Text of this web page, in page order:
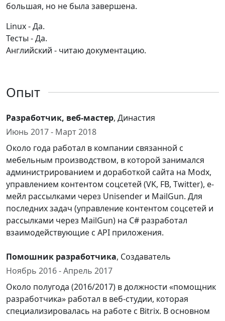
большая, но не была завершена.
Linux - Да.
Тесты - Да.
Английский - читаю документацию.
Опыт
Разработчик, веб-мастер, Династия
Июнь 2017 - Март 2018
Около года работал в компании связанной с
мебельным производством, в которой занимался
администрированием и доработкой сайта на Моdx,
управлением контентом соцсетей (VK, FB, Twitter), е-
мейл рассылками через Unisender и MailGun. Для
последних задач (управление контентом соцсетей и
рассылками через MailGun) на С# разработал
взаимодействующие с API приложения.
Помошник разработчика, Создаватель
Ноябрь 2016 - Апрель 2017
Около полугода (2016/2017) в должности «помощник
разработчика» работал в веб-студии, которая
специализировалась на работе с Bitrix. В основном